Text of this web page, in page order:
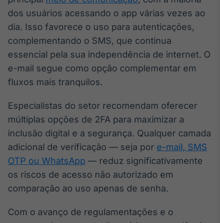
dos usuários acessando o app várias vezes ao
dia. Isso favorece o uso para autenticações,
complementando o SMS, que continua
essencial pela sua independência de internet. O
e-mail segue como opção complementar em
fluxos mais tranquilos.
Especialistas do setor recomendam oferecer
múltiplas opções de 2FA para maximizar a
inclusão digital e a segurança. Qualquer camada
adicional de verificação — seja por e-mail, SMS
OTP ou WhatsApp — reduz significativamente
os riscos de acesso não autorizado em
comparação ao uso apenas de senha.
Com o avanço de regulamentações e o